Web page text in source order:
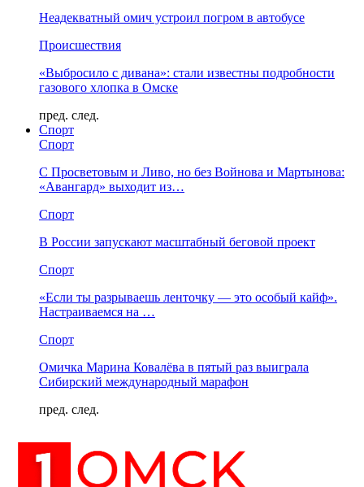
Неадекватный омич устроил погром в автобусе
Происшествия
«Выбросило с дивана»: стали известны подробности
газового хлопка в Омске
пред. след.
Спорт
Спорт
С Просветовым и Ливо, но без Войнова и Мартынова:
«Авангард» выходит из…
Спорт
В России запускают масштабный беговой проект
Спорт
«Если ты разрываешь ленточку — это особый кайф».
Настраиваемся на …
Спорт
Омичка Марина Ковалёва в пятый раз выиграла
Сибирский международный марафон
пред. след.